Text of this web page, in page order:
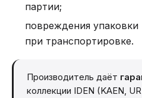
партии;
повреждения
при транспортировке.
Производитель даёт
коллекции IDEN (KAEN,